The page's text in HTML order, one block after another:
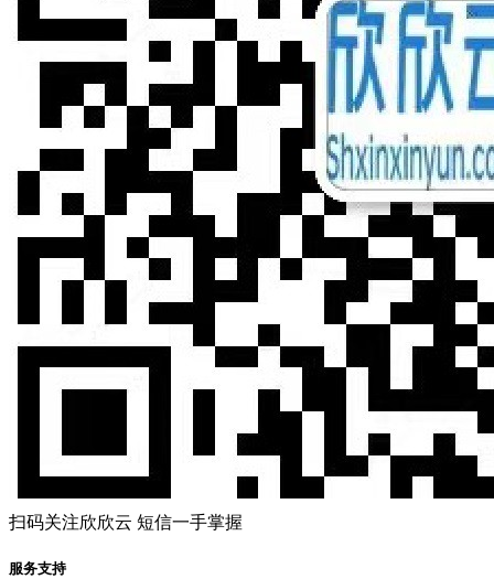
扫码关注欣欣云 短信一手掌握
服务支持